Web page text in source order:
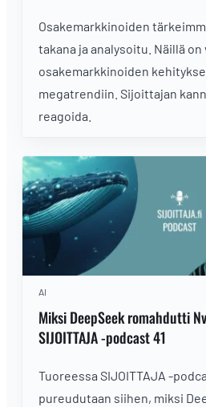
Osakemarkkinoiden
takana ja analysoitu. Näillä
osakemarkkinoiden
megatrendiin. Sijoittajan
reagoida.
AI
Miksi DeepSeek romahdutti
SIJOITTAJA -podcast 41
Tuoreessa SIJOITTAJA -
pureudutaan siihen, miksi